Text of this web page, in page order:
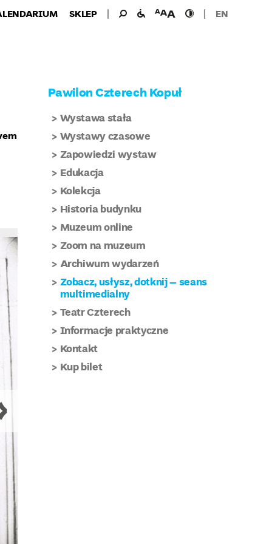
SKLEP Wyszukaj
Wyszukiwanie
dla:
udogodnieniawielkość
czcionki
wysoki
kontrast
EN
Pawilon Czterech Kopuł
Wystawa stała
Wystawy czasowe
Zapowiedzi wystaw
Edukacja
Kolekcja
Historia budynku
Muzeum online
Zoom na muzeum
Archiwum wydarzeń
Zobacz, usłysz, dotknij – seans
multimedialny
Teatr Czterech
Informacje praktyczne
Kontakt
Kup bilet